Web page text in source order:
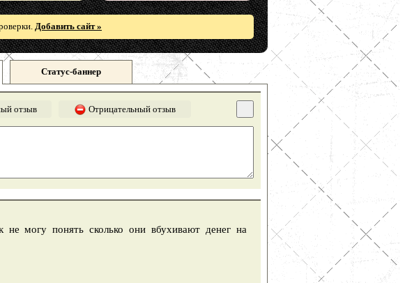
Добавить сайт »
Статус-баннер
отзыв Отрицательный отзыв
не могу понять сколько они вбухивают денег на